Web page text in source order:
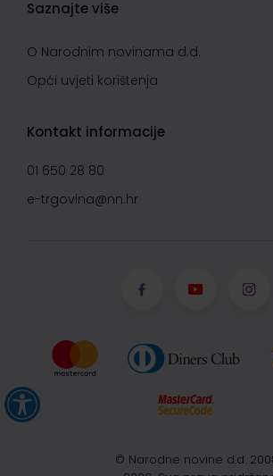
Saznajte više
O Narodnim novinama d.d.
Opći uvjeti korištenja
Kontakt informacije
01 650 28 80
e-trgovina@nn.hr
© Narodne novine d.d.